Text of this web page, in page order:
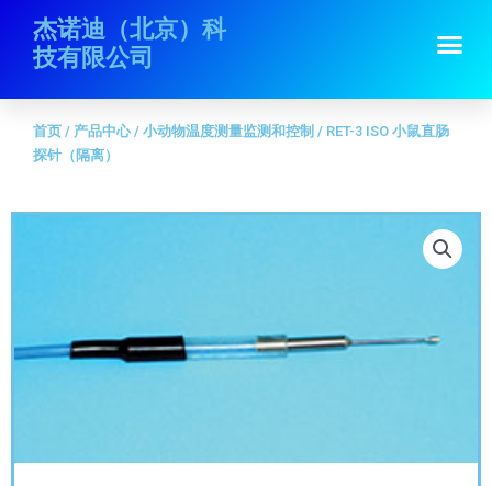
杰诺迪（北京）科
技有限公司
首页/产品中心 小动物温度测量监测和控制
（隔离）
首页 / 产品中心/ 小动物温度测量监测和控制 / RET-3 ISO 小鼠直肠
探针（隔离）